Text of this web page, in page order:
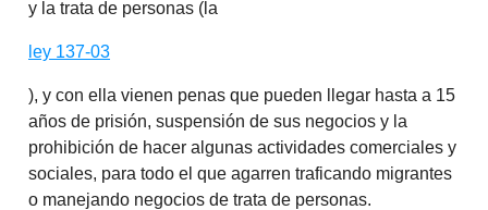
y la trata de personas (la
ley 137-03
), y con ella vienen penas que pueden llegar hasta a 15
años de prisión, suspensión de sus negocios y la
prohibición de hacer algunas actividades comerciales y
sociales, para todo el que agarren traficando migrantes
o manejando negocios de trata de personas.